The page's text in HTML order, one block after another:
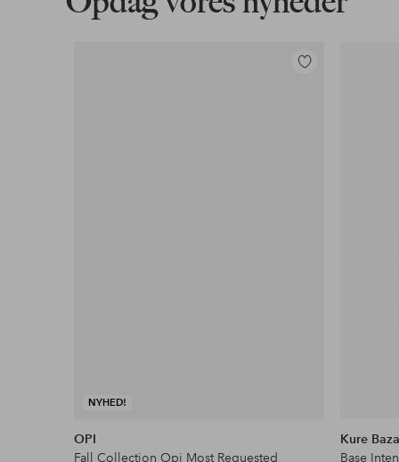
NYHED!
Tilføj
OPI
Fall Collection Opi Most Requested
Kure
Base